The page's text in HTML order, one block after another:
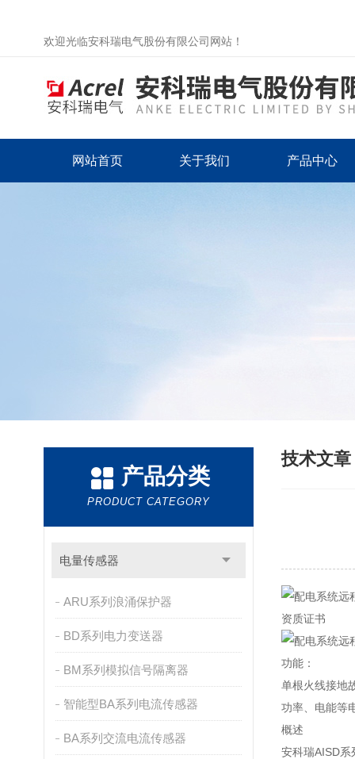
欢迎光临安科瑞电气股份有限公司网站！
网站首页 关于我们 产品中心
产品分类
PRODUCT CATEGORY
电量传感器
ARU系列浪涌保护器
BD系列电力变送器
BM系列模拟信号隔离器
智能型BA系列电流传感器
BA系列交流电流传感器
技术文章
资质证书
功能：
单根火线接地
功率、电能等
概述
安科瑞AISD